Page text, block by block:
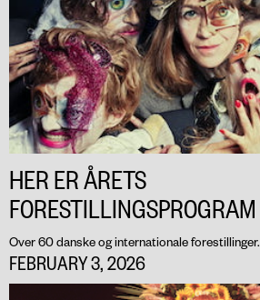
HER ER ÅRETS
FORESTILLINGSPROGRAM
Over 60 danske og internationale forestillinger.
FEBRUARY 3, 2026